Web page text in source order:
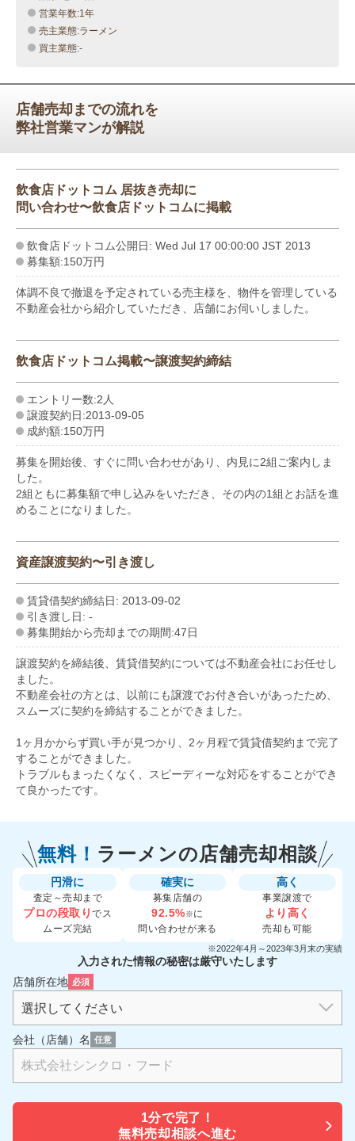
営業年数:1年
売主業態:ラーメン
買主業態:-
店舗売却までの流れを
弊社営業マンが解説
飲食店ドットコム 居抜き売却に
問い合わせ〜飲食店ドットコムに掲載
飲食店ドットコム公開日: Wed Jul 17 00:00:00 JST 2013
募集額:150万円
体調不良で撤退を予定されている売主様を、物件を管理している
不動産会社から紹介していただき、店舗にお伺いしました。
飲食店ドットコム掲載〜譲渡契約締結
エントリー数:2人
譲渡契約日:2013-09-05
成約額:150万円
募集を開始後、すぐに問い合わせがあり、内見に2組ご案内しま
した。
2組ともに募集額で申し込みをいただき、その内の1組とお話を進
めることになりました。
資産譲渡契約〜引き渡し
賃貸借契約締結日: 2013-09-02
引き渡し日: -
募集開始から売却までの期間:47日
譲渡契約を締結後、賃貸借契約については不動産会社にお任せし
ました。
不動産会社の方とは、以前にも譲渡でお付き合いがあったため、
スムーズに契約を締結することができました。
1ヶ月かからず買い手が見つかり、2ヶ月程で賃貸借契約まで完了
することができました。
トラブルもまったくなく、スピーディーな対応をすることができ
て良かったです。
無料！ ラーメンの店舗売却相談
円滑に
査定～売却まで
プロの段取りでス
ムーズ完結
確実に
募集店舗の
92.5%※に
問い合わせが来る
高く
事業譲渡で
より高く
売却も可能
※2022年4月～2023年3月末の実績
入力された情報の秘密は厳守いたします
店舗所在地 必須
会社（店舗）名 任意
1分で完了！
無料売却相談へ進む